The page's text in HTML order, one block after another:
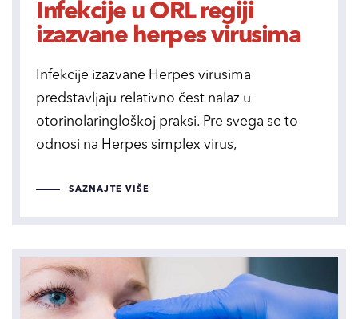
Infekcije u ORL regiji
izazvane herpes virusima
Infekcije izazvane Herpes virusima
predstavljaju relativno čest nalaz u
otorinolaringloškoj praksi. Pre svega se to
odnosi na Herpes simplex virus,
SAZNAJTE VIŠE